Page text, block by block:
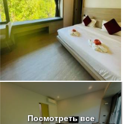
Посмотреть все